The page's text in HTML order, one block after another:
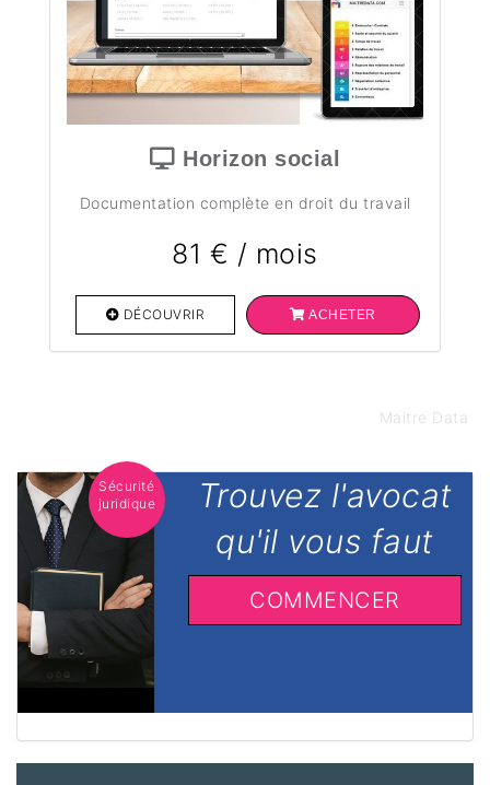
Horizon social
Documentation complète en droit du travail
81 € / mois
DÉCOUVRIR ACHETER
Maitre Data
Sécurité
juridique
Trouvez l'avocat
qu'il vous faut
COMMENCER